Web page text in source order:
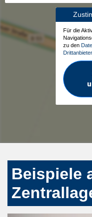
Für die
zu den
Beispiele